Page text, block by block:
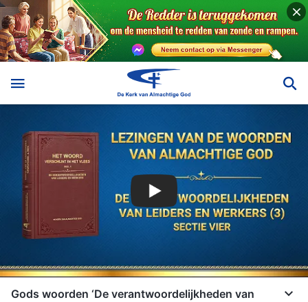
Gods woorden ‘De verantwoordelijkheden van